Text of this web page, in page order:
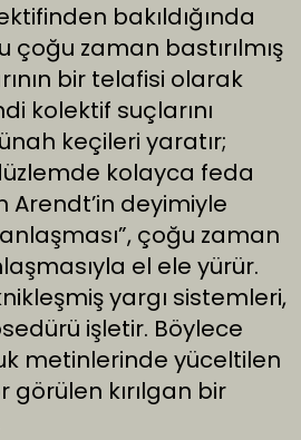
bakıldığında
çoğu zaman bastırılmış
bir telafisi olarak
kolektif suçlarını
keçileri yaratır;
kolayca feda
Arendt’in deyimiyle
çoğu zaman
el ele yürür.
yargı sistemleri,
işletir. Böylece
metinlerinde yüceltilen
kırılgan bir